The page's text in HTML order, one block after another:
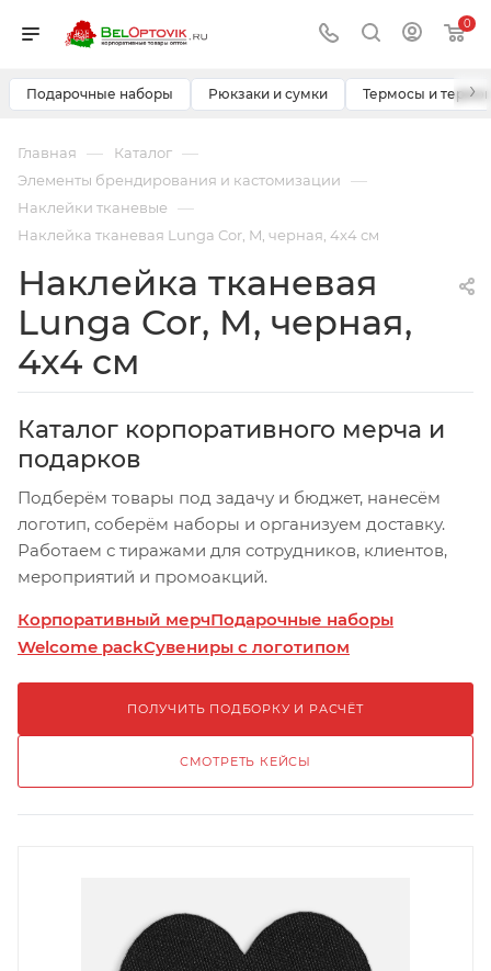
0
Подарочные наборы Рюкзаки и сумки Термосы и ›
Главная — Каталог —
Элементы брендирования и кастомизации —
Наклейки тканевые —
Наклейка тканевая Lunga Cor, M, черная, 4x4 см
Наклейка тканевая
Lunga Cor, M, черная,
4x4 см
Каталог корпоративного мерча и
подарков
Подберём товары под задачу и бюджет, нанесём
логотип, соберём наборы и организуем доставку.
Работаем с тиражами для сотрудников, клиентов,
мероприятий и промоакций.
Корпоративный мерчПодарочные наборы
Welcome packСувениры с логотипом
ПОЛУЧИТЬ ПОДБОРКУ И РАСЧЁТ
СМОТРЕТЬ КЕЙСЫ